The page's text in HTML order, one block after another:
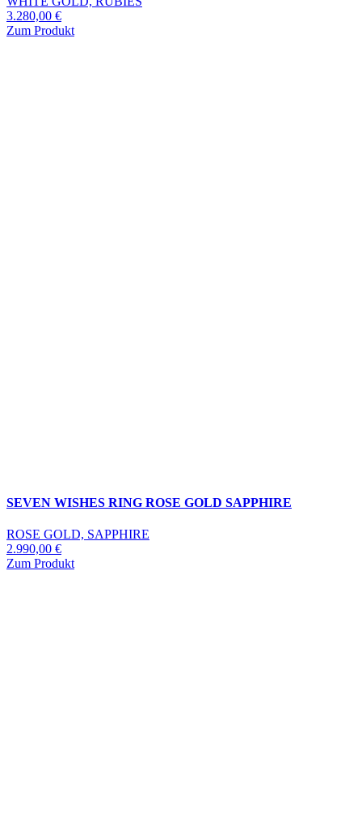
3.280,00 €
Zum Produkt
SEVEN WISHES RING ROSE GOLD SAPPHIRE
ROSE GOLD, SAPPHIRE
2.990,00 €
Zum Produkt